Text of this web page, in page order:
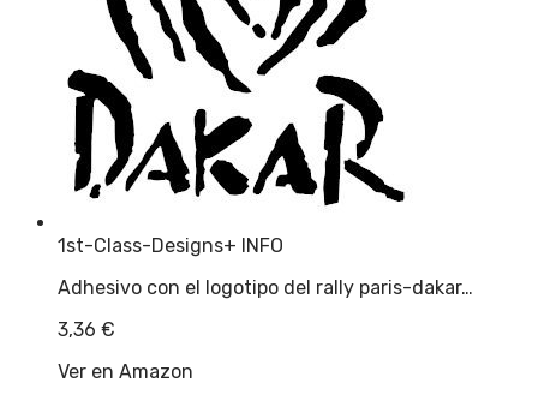
1st-Class-Designs+ INFO
Adhesivo con el logotipo del rally paris-dakar…
3,36 €
Ver en Amazon